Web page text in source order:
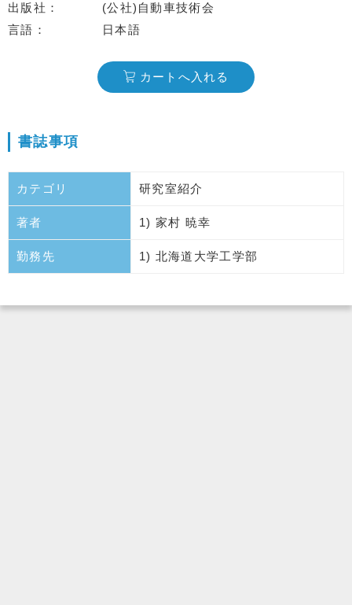
出版社
(公社)自動車技術会
言語
日本語
カートへ入れる
書誌事項
カテゴリ 研究室紹介
著者 1) 家村 暁幸
勤務先 1) 北海道大学工学部